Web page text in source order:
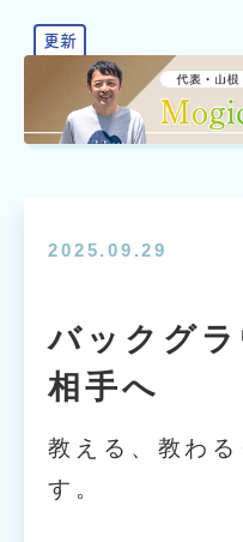
2025.09.29
バックグ
相手へ
教える、教わ
す。